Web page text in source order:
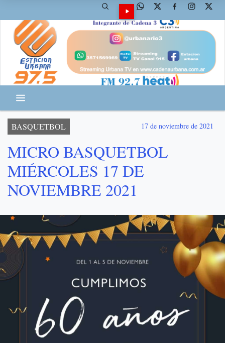
BASQUETBOL 17 de noviembre de 2021
MICRO BASQUETBOL
MIÉRCOLES 17 DE
NOVIEMBRE 2021